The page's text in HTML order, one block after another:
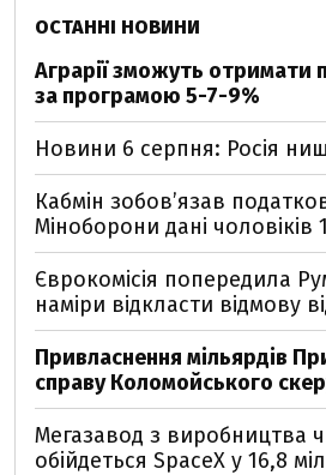
ОСТАННІ НОВИНИ
Аграрії зможуть отримати
за програмою 5-7-9%
Новини 6 серпня: Росія
Кабмін зобовʼязав
Міноборони дані чоловіків
Єврокомісія попередила
наміри відкласти відмову
Привласнення мільярдів
справу Коломойського
Мегазавод з виробництва
обійдеться SpaceX у 16,8